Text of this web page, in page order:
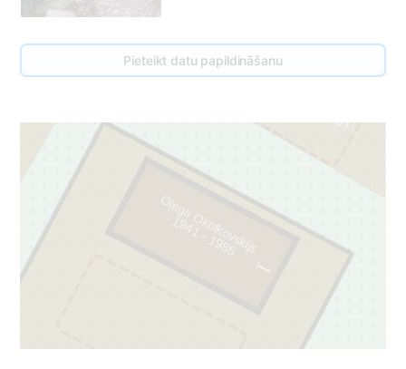
Pieteikt datu papildināšanu
1
5
Oļegs Okolkovskijs
1
941-198
5